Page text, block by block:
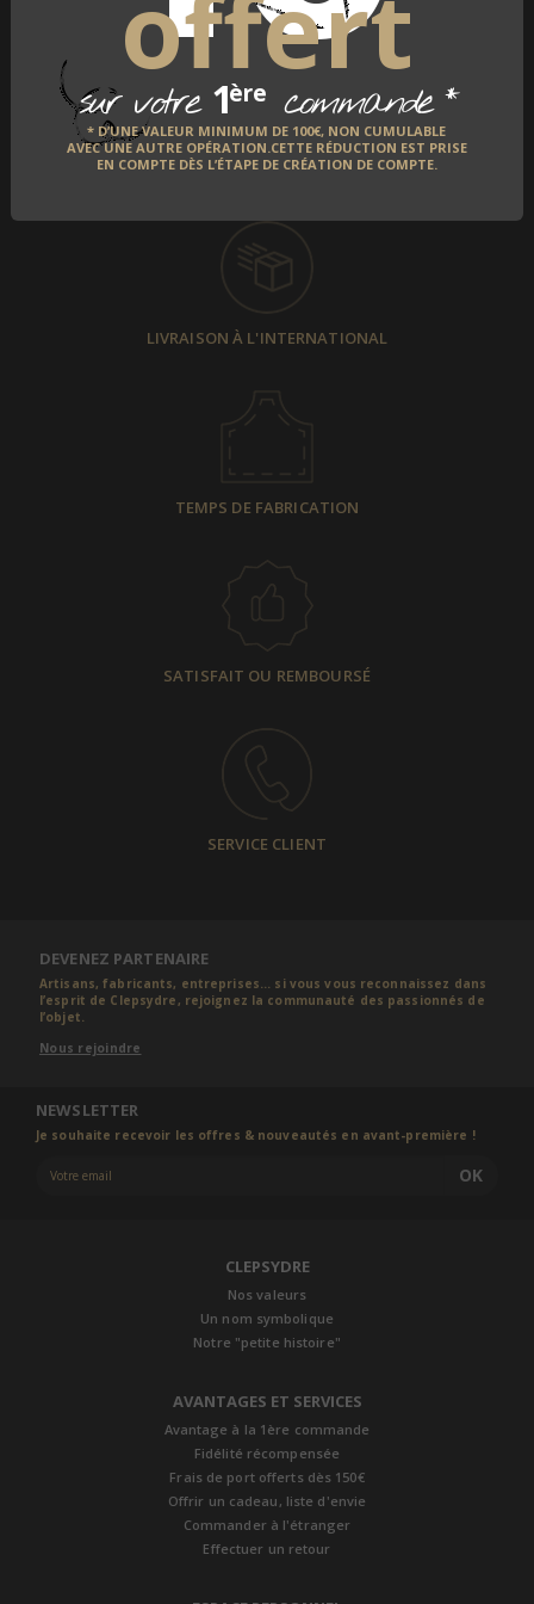
offert
sur votre 1ère commande*
* D’UNE VALEUR MINIMUM DE 100€, NON CUMULABLE
AVEC UNE AUTRE OPÉRATION.CETTE RÉDUCTION EST PRISE
EN COMPTE DÈS L’ÉTAPE DE CRÉATION DE COMPTE.
PAIEMENT SÉCURISÉ
LIVRAISON À L'INTERNATIONAL
TEMPS DE FABRICATION
SATISFAIT OU REMBOURSÉ
SERVICE CLIENT
DEVENEZ PARTENAIRE
Artisans, fabricants, entreprises... si vous vous reconnaissez dans
l’esprit de Clepsydre, rejoignez la communauté des passionnés de
l’objet.
Nous rejoindre
NEWSLETTER
Je souhaite recevoir les offres & nouveautés en avant-première !
OK
CLEPSYDRE
Nos valeurs
Un nom symbolique
Notre "petite histoire"
AVANTAGES ET SERVICES
Avantage à la 1ère commande
Fidélité récompensée
Frais de port offerts dès 150€
Offrir un cadeau, liste d'envie
Commander à l'étranger
Effectuer un retour